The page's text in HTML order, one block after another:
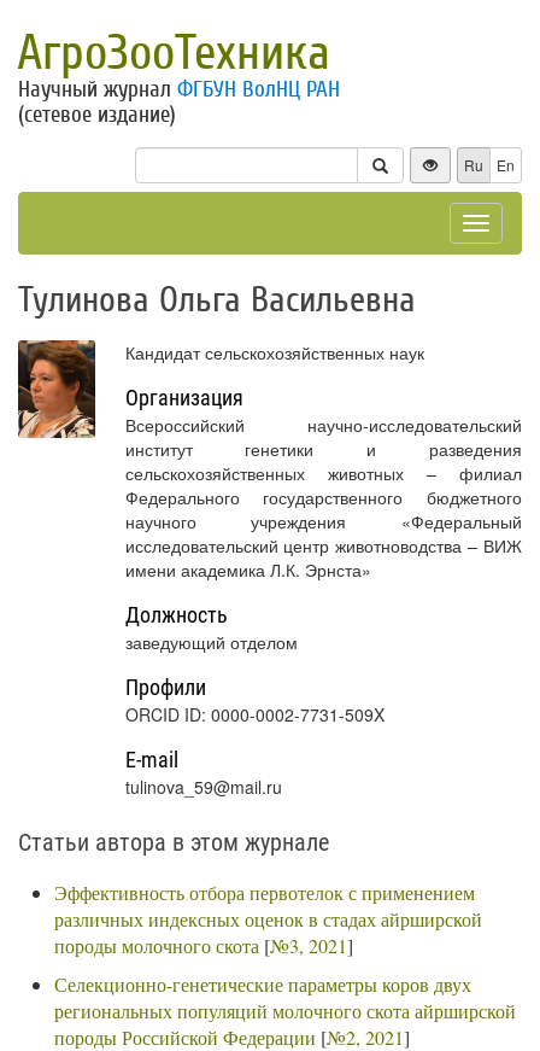
АгроЗооТехника
Научный журнал ФГБУН ВолНЦ РАН
(сетевое издание)
Ru En
Toggle
Тулинова Ольга Васильевна
Кандидат сельскохозяйственных наук
Организация
Всероссийский научно-исследовательский
институт генетики и разведения
сельскохозяйственных животных – филиал
Федерального государственного бюджетного
научного учреждения «Федеральный
исследовательский центр животноводства – ВИЖ
имени академика Л.К. Эрнста»
Должность
заведующий отделом
Профили
ORCID ID: 0000-0002-7731-509X
E-mail
tulinova_59@mail.ru
Статьи автора в этом журнале
Эффективность отбора первотелок с применением
различных индексных оценок в стадах айрширской
породы молочного скота [№3, 2021]
Селекционно-генетические параметры коров двух
региональных популяций молочного скота айрширской
породы Российской Федерации [№2, 2021]